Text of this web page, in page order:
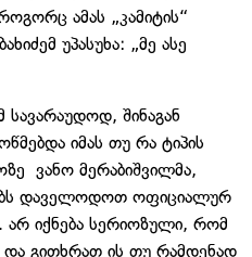
ამას „კამიტის“
უპასუხა: „მე ასე
სავარაუდოდ, შინაგან
იმას თუ რა ტიპის
ვანო მერაბიშვილმა,
დაველოდოთ ოფიციალურ
არ იქნება სერიოზული, რომ
და გითხრათ ის თუ რამდენად